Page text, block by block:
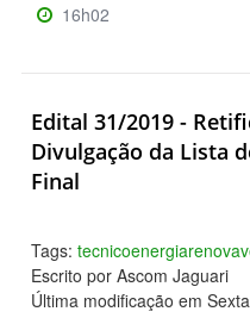
16h02
Edital 31/2019 -
Divulgação da Lista
Final
Tags:
Escrito por Ascom Jaguari
Última modificação em